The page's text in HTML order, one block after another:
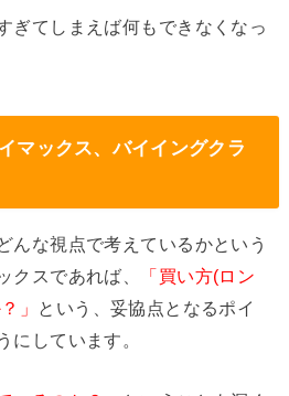
ぎてしまえば何もできなくなっ
マックス、バイイングクラ
んな視点で考えているかという
クスであれば、
「買い方(ロン
」
という、妥協点となるポイ
にしています。